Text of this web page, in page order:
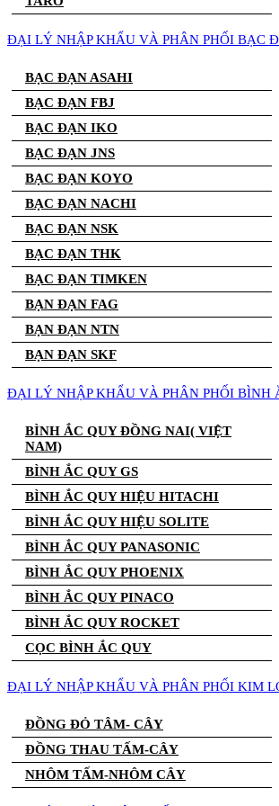
ĐẠI LÝ NHẬP KHẨU VÀ PHÂN PHỐI BẠC
BẠC ĐẠN ASAHI
BẠC ĐẠN FBJ
BẠC ĐẠN IKO
BẠC ĐẠN JNS
BẠC ĐẠN KOYO
BẠC ĐẠN NACHI
BẠC ĐẠN NSK
BẠC ĐẠN THK
BẠC ĐẠN TIMKEN
BẠN ĐẠN FAG
BẠN ĐẠN NTN
BẠN ĐẠN SKF
ĐẠI LÝ NHẬP KHẨU VÀ PHÂN PHỐI BÌNH
BÌNH ẮC QUY ĐỒNG NAI( VIỆT
NAM)
BÌNH ẮC QUY GS
BÌNH ẮC QUY HIỆU HITACHI
BÌNH ẮC QUY HIỆU SOLITE
BÌNH ẮC QUY PANASONIC
BÌNH ẮC QUY PHOENIX
BÌNH ẮC QUY PINACO
BÌNH ẮC QUY ROCKET
CỌC BÌNH ẮC QUY
ĐẠI LÝ NHẬP KHẨU VÀ PHÂN PHỐI KIM
ĐỒNG ĐỎ TÂM- CÂY
ĐỒNG THAU TẤM-CÂY
NHÔM TẤM-NHÔM CÂY